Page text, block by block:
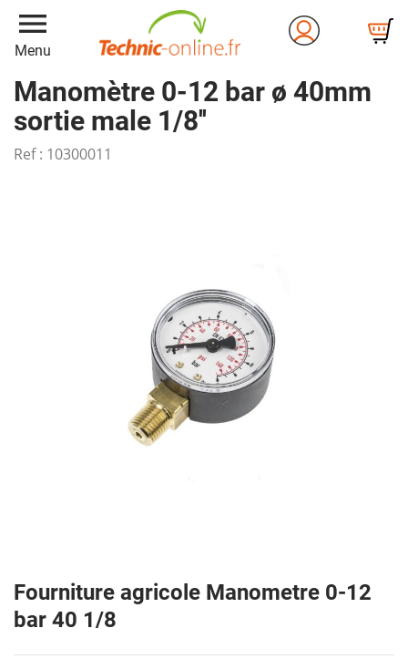
menu
Menu
Manomètre 0-12 bar ø 40mm
sortie male 1/8''
Ref : 10300011
Fourniture agricole Manometre 0-12
bar 40 1/8